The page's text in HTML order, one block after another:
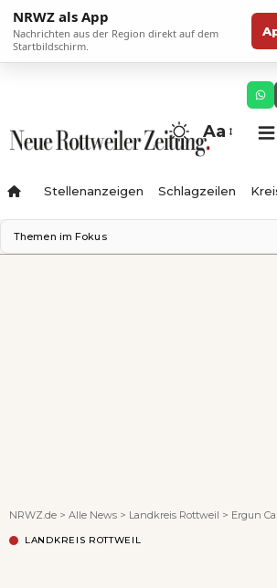
NRWZ als App
Nachrichten aus der Region direkt auf dem
Startbildschirm.
Aa
Stellenanzeigen Schlagzeilen
Themen im Fokus
NRWZ.de > Alle News > Landkreis Rottweil > Ergun
LANDKREIS ROTTWEIL